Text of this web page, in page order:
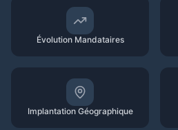
Évolution Mandataires
Implantation Géographique